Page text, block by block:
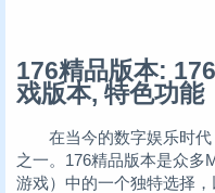
176精品版本:
戏版本, 特色功能
在当今的数字娱乐时代
之一。176精品版本是众多
游戏）中的一个独特选择